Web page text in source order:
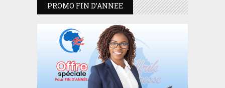
PROMO FIN D’ANNEE